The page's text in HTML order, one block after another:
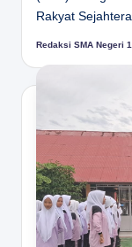
Rakyat
Posted
Redaksi SMA Negeri